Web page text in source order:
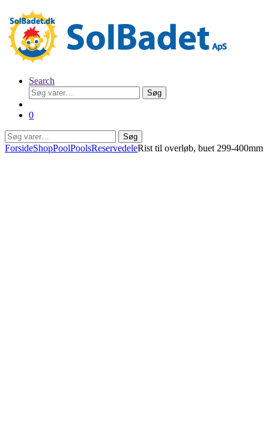
Search
Søg
efter:
Søg
0
Søg
efter:
Søg
ForsideShopPoolPoolsReservedeleRist til overløb, buet 299-400mm